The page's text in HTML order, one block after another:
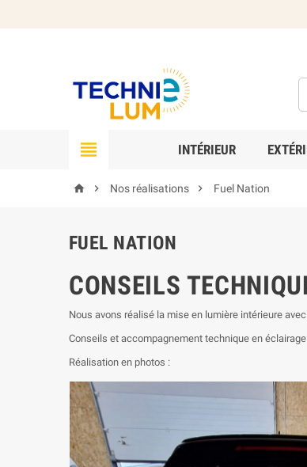
 INTÉRIEUR
  Nos réalisations  Fuel Nation
FUEL NATION
CONSEILS
Nous avons réalisé la mise en lumière intérieure
Conseils et accompagnement technique en
Réalisation en photos :